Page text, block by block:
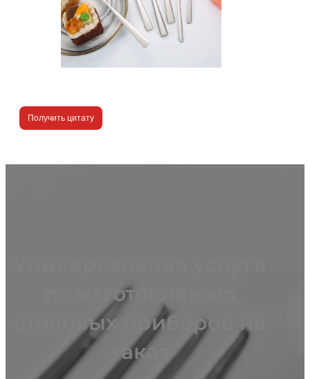
Получить цитату
по изготовлению
столовых приборов на
заказ